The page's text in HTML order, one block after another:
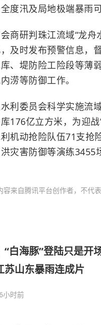
度汛及局地极端暴雨
商研判珠江流域“龙
及时发布预警信息，
、堤防险工险段等薄
涝等防御工作。
利委员会科学实施流
176亿立方米，为迎
机动抢险队伍71支抢
灾害防御等演练3455
容来自腾讯平台创作者，不代
白海豚”登陆只是开
苏山东暴雨连成片
小时前